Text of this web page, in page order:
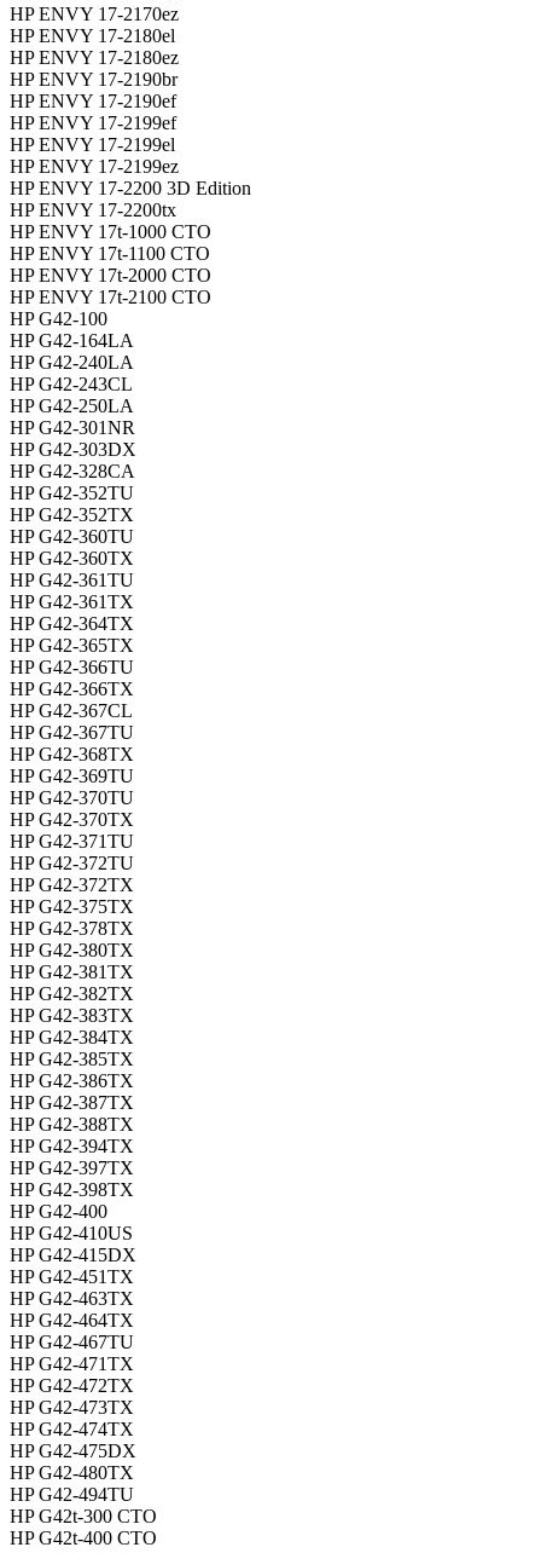
HP ENVY 17-2170ez
HP ENVY 17-2180el
HP ENVY 17-2180ez
HP ENVY 17-2190br
HP ENVY 17-2190ef
HP ENVY 17-2199ef
HP ENVY 17-2199el
HP ENVY 17-2199ez
HP ENVY 17-2200 3D Edition
HP ENVY 17-2200tx
HP ENVY 17t-1000 CTO
HP ENVY 17t-1100 CTO
HP ENVY 17t-2000 CTO
HP ENVY 17t-2100 CTO
HP G42-100
HP G42-164LA
HP G42-240LA
HP G42-243CL
HP G42-250LA
HP G42-301NR
HP G42-303DX
HP G42-328CA
HP G42-352TU
HP G42-352TX
HP G42-360TU
HP G42-360TX
HP G42-361TU
HP G42-361TX
HP G42-364TX
HP G42-365TX
HP G42-366TU
HP G42-366TX
HP G42-367CL
HP G42-367TU
HP G42-368TX
HP G42-369TU
HP G42-370TU
HP G42-370TX
HP G42-371TU
HP G42-372TU
HP G42-372TX
HP G42-375TX
HP G42-378TX
HP G42-380TX
HP G42-381TX
HP G42-382TX
HP G42-383TX
HP G42-384TX
HP G42-385TX
HP G42-386TX
HP G42-387TX
HP G42-388TX
HP G42-394TX
HP G42-397TX
HP G42-398TX
HP G42-400
HP G42-410US
HP G42-415DX
HP G42-451TX
HP G42-463TX
HP G42-464TX
HP G42-467TU
HP G42-471TX
HP G42-472TX
HP G42-473TX
HP G42-474TX
HP G42-475DX
HP G42-480TX
HP G42-494TU
HP G42t-300 CTO
HP G42t-400 CTO